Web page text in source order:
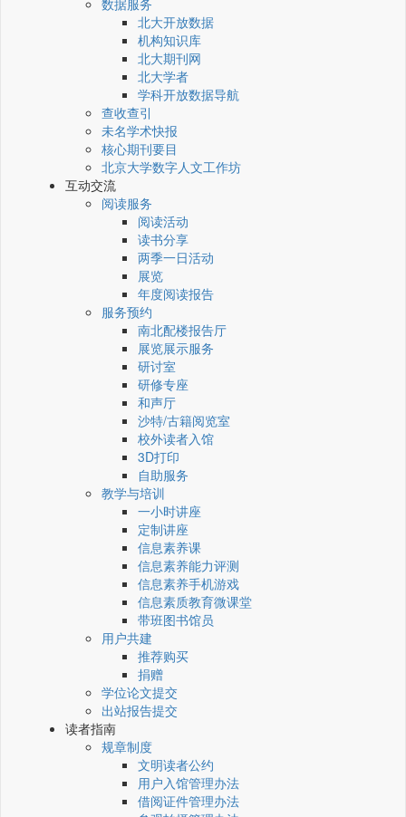
数据服务
北大开放数据
机构知识库
北大期刊网
北大学者
学科开放数据导航
查收查引
未名学术快报
核心期刊要目
北京大学数字人文工作坊
互动交流
阅读服务
阅读活动
读书分享
两季一日活动
展览
年度阅读报告
服务预约
南北配楼报告厅
展览展示服务
研讨室
研修专座
和声厅
沙特/古籍阅览室
校外读者入馆
3D打印
自助服务
教学与培训
一小时讲座
定制讲座
信息素养课
信息素养能力评测
信息素养手机游戏
信息素质教育微课堂
带班图书馆员
用户共建
推荐购买
捐赠
学位论文提交
出站报告提交
读者指南
规章制度
文明读者公约
用户入馆管理办法
借阅证件管理办法